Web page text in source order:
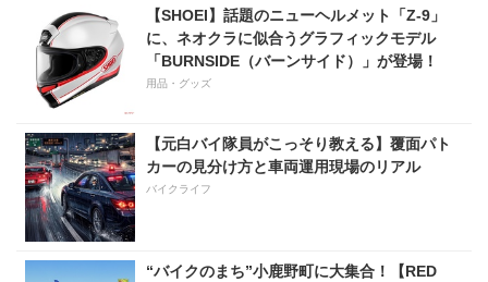
ーター8月31日発売。価格48
万1800円
【SHOEI】話題のニューヘルメット「Z-9」
に、ネオクラに似合うグラフィックモデル
「BURNSIDE（バーンサイド）」が登場！
用品・グッズ
【元白バイ隊員がこっそり教える】覆面パト
カーの見分け方と車両運用現場のリアル
バイクライフ
“バイクのまち”小鹿野町に大集合！【RED